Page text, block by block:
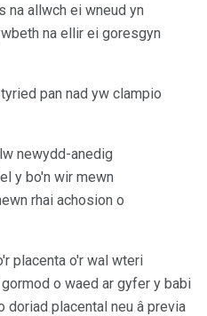
na allwch ei wneud yn
na ellir ei goresgyn
pan nad yw clampio
newydd-anedig
y bo'n wir mewn
rhai achosion o
placenta o'r wal wteri
o waed ar gyfer y babi
doriad placental neu â previa